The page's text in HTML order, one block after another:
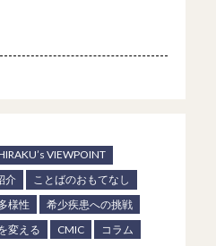
VIEWPOINT
介
ことばのおもてなし
様性
希少疾患への挑戦
変える CMIC
コラム